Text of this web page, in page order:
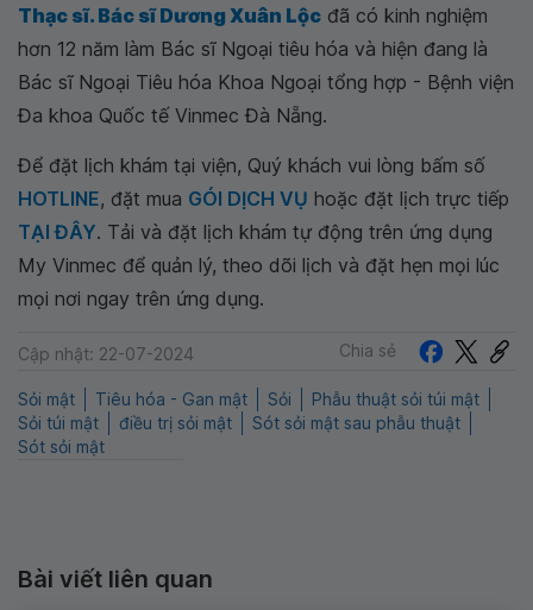
Thạc sĩ. Bác sĩ Dương Xuân Lộc đã có kinh nghiệm
hơn 12 năm làm Bác sĩ Ngoại tiêu hóa và hiện đang là
Bác sĩ Ngoại Tiêu hóa Khoa Ngoại tổng hợp - Bệnh viện
Đa khoa Quốc tế Vinmec Đà Nẵng.
Để đặt lịch khám tại viện, Quý khách vui lòng bấm số
HOTLINE, đặt mua GÓI DỊCH VỤ hoặc đặt lịch trực tiếp
TẠI ĐÂY. Tải và đặt lịch khám tự động trên ứng dụng
My Vinmec để quản lý, theo dõi lịch và đặt hẹn mọi lúc
mọi nơi ngay trên ứng dụng.
Cập nhật: 22-07-2024 Chia sẻ
Sỏi mật Tiêu hóa - Gan mật Sỏi
Phẫu thuật sỏi túi mật
Sỏi túi mật
điều trị sỏi mật
Sót sỏi mật sau phẫu thuật
Sót sỏi mật
Bài viết liên quan